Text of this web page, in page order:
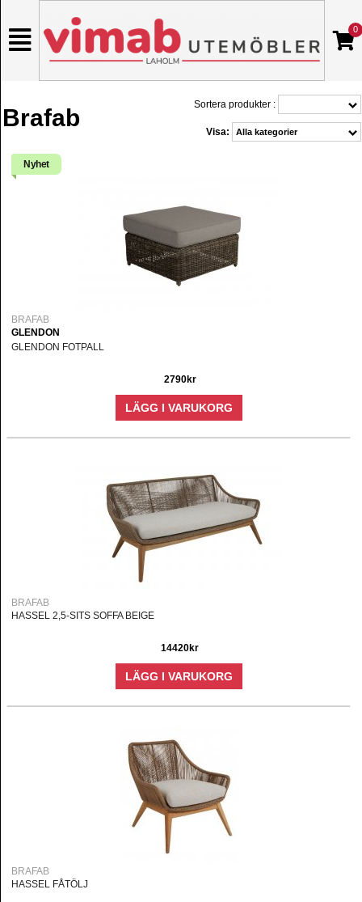
0
Brafab Sortera produkter :
Visa:
Nyhet
BRAFAB
GLENDON
GLENDON FOTPALL
2790kr
LÄGG I VARUKORG
BRAFAB
HASSEL 2,5-SITS SOFFA BEIGE
14420kr
LÄGG I VARUKORG
BRAFAB
HASSEL FÅTÖLJ